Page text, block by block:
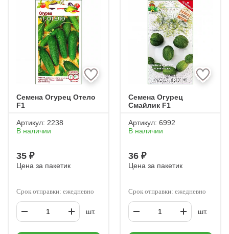
Семена Огурец Отело
F1
Артикул: 2238
В наличии
35 ₽
Цена за пакетик
Срок отправки: ежедневно
шт.
Семена Огурец
Смайлик F1
Артикул: 6992
В наличии
36 ₽
Цена за пакетик
Срок отправки: ежедневно
шт.